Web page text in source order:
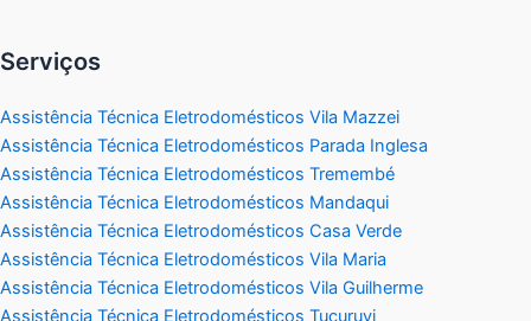
Serviços
Assistência Técnica Eletrodomésticos Vila Mazzei
Assistência Técnica Eletrodomésticos Parada Inglesa
Assistência Técnica Eletrodomésticos Tremembé
Assistência Técnica Eletrodomésticos Mandaqui
Assistência Técnica Eletrodomésticos Casa Verde
Assistência Técnica Eletrodomésticos Vila Maria
Assistência Técnica Eletrodomésticos Vila Guilherme
Assistência Técnica Eletrodomésticos Tucuruvi